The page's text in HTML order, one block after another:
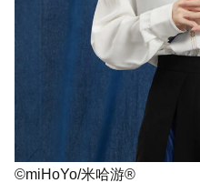
©miHoYo/米哈游®